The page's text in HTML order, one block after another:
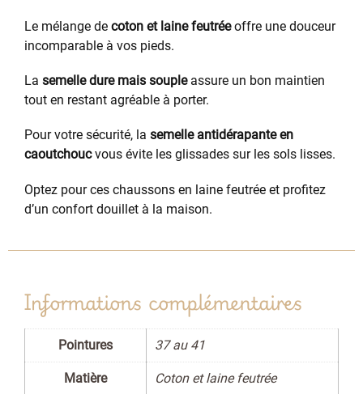
Le mélange de coton et laine feutréeoffre une douceur
incomparable à vos pieds.
La semelle dure mais soupleassure un bon maintien
tout en restant agréable à porter.
Pour votre sécurité, la semelle antidérapante en
caoutchoucvous évite les glissades sur les sols lisses.
Optez pour ces chaussons en laine feutrée et profitez
d’un confort douillet à la maison.
Informations complémentaires
Pointures 37 au 41
Matière Coton et laine feutrée